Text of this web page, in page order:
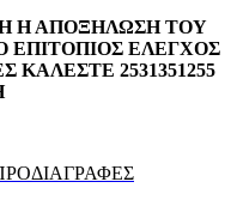
Η ΑΠΟΞΗΛΩΣΗ ΤΟΥ
ΕΠΙΤΟΠΙΟΣ ΕΛΕΓΧΟΣ
2531351255